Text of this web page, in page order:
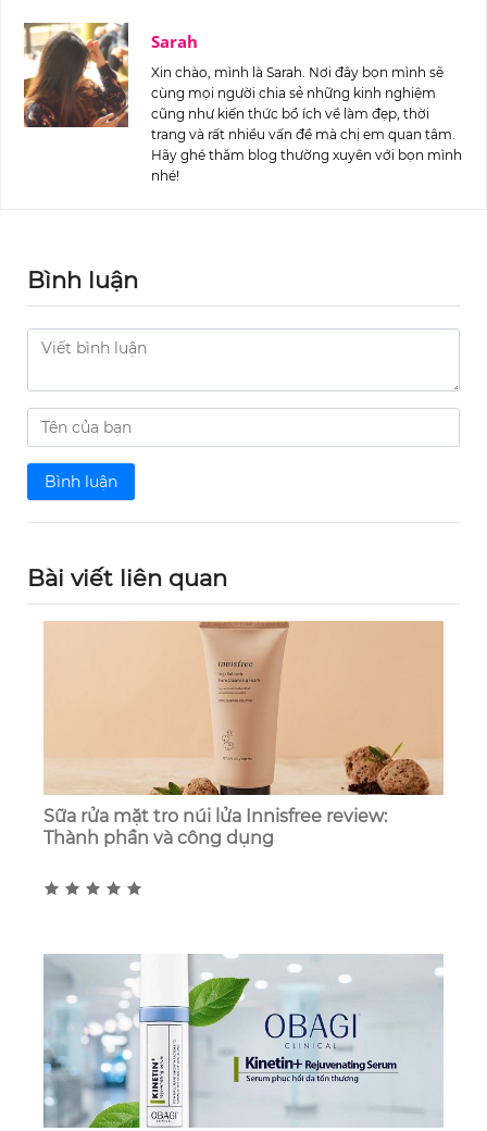
Sarah
Xin chào, mình là Sarah. Nơi đây bọn mình sẽ
cùng mọi người chia sẻ những kinh nghiệm
cũng như kiến thức bổ ích về làm đẹp, thời
trang và rất nhiều vấn đề mà chị em quan tâm.
Hãy ghé thăm blog thường xuyên với bọn mình
nhé!
Bình luận
Bình luận
Bài viết liên quan
Sữa rửa mặt tro núi lửa Innisfree review:
Thành phần và công dụng